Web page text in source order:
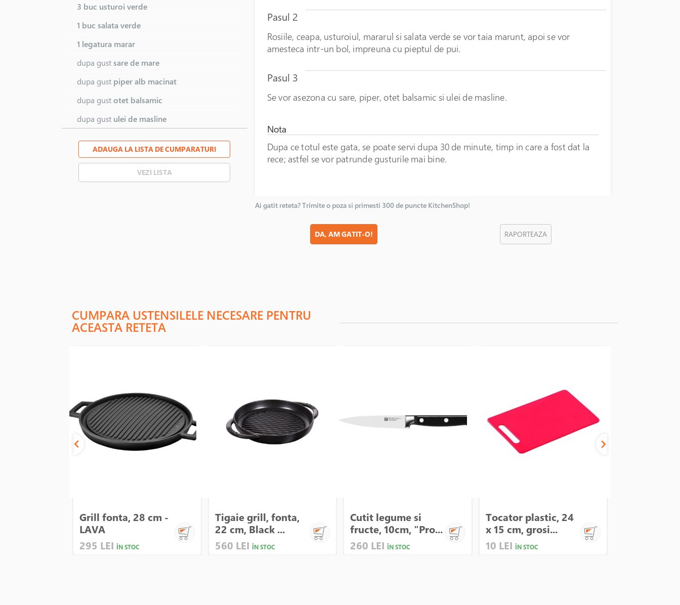
3 buc usturoi verde
1 buc salata verde
1 legatura marar
dupa gustsare de mare
dupa gust piper alb macinat
dupa gustotet balsamic
dupa gust ulei de masline
ADAUGA LA LISTA DE CUMPARATURI
VEZI LISTA
Pasul 2
Rosiile, ceapa, usturoiul, mararul si salata verde se vor taia marunt, apoi se vor
amesteca intr-un bol, impreuna cu pieptul de pui.
Pasul 3
Se vor asezona cu sare, piper, otet balsamic si ulei de masline.
Nota
Dupa ce totul este gata, se poate servi dupa 30 de minute, timp in care a fost dat la
rece; astfel se vor patrunde gusturile mai bine.
Ai gatit reteta? Trimite o poza si primesti 300 de puncte KitchenShop!
DA, AM GATIT-O! RAPORTEAZA
CUMPARA USTENSILELE NECESARE PENTRU
ACEASTA RETETA
Grill fonta, 28 cm -
LAVA
295 LEI ÎN STOC
Tigaie grill, fonta,
22 cm, Black ...
560 LEI ÎN STOC
Cutit legume si
fructe, 10cm, "Pro...
260 LEI ÎN STOC
Tocator plastic, 24
x 15 cm, grosi...
10 LEI ÎN STOC